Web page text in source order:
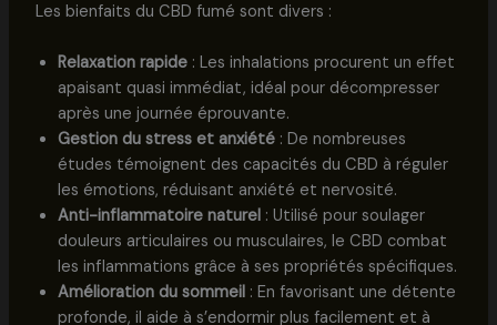
Les bienfaits du CBD fumé sont divers :
Relaxation rapide: Les inhalations procurent un effet
apaisant quasi immédiat, idéal pour décompresser
après une journée éprouvante.
Gestion du stress et anxiété: De nombreuses
études témoignent des capacités du CBD à réguler
les émotions, réduisant anxiété et nervosité.
Anti-inflammatoire naturel: Utilisé pour soulager
douleurs articulaires ou musculaires, le CBD combat
les inflammations grâce à ses propriétés spécifiques.
Amélioration du sommeil: En favorisant une détente
profonde, il aide à s’endormir plus facilement et à